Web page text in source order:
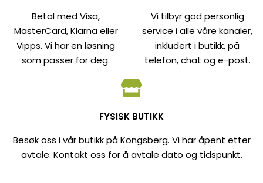
Betal med Visa,
MasterCard, Klarna eller
Vipps. Vi har en løsning
som passer for deg.
Vi tilbyr god personlig
service i alle våre kanaler,
inkludert i butikk, på
telefon, chat og e-post.
FYSISK BUTIKK
Besøk oss i vår butikk på Kongsberg. Vi har åpent etter
avtale. Kontakt oss for å avtale dato og tidspunkt.